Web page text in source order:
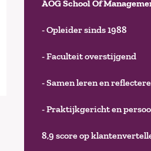
AOG School Of
- Opleider sinds 1988
- Faculteit overstijgend
- Samen leren en
- Praktijkgericht en
8,9 score op